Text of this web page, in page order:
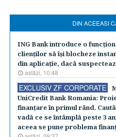
DIN ACEEASI
ING Bank introduce o
clienţilor să îşi blocheze
din aplicaţie, dacă
astăzi, 10:48
EXCLUSIV ZF CORPORATE
UniCredit Bank Romania:
finanţare în primul rând.
vadă ce se întâmplă peste 3
aceea se pune problema